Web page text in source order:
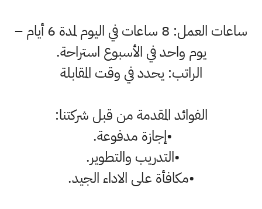
ساعات العمل: 8 ساعات في اليوم لمدة 6 أيام –
يوم واحد في الأسبوع استراحة.
الراتب: يحدد في وقت المقابلة
الفوائد المقدمة من قبل شركتنا:
•إجازة مدفوعة.
•التدريب والتطوير.
•مكافأة على الاداء الجيد.